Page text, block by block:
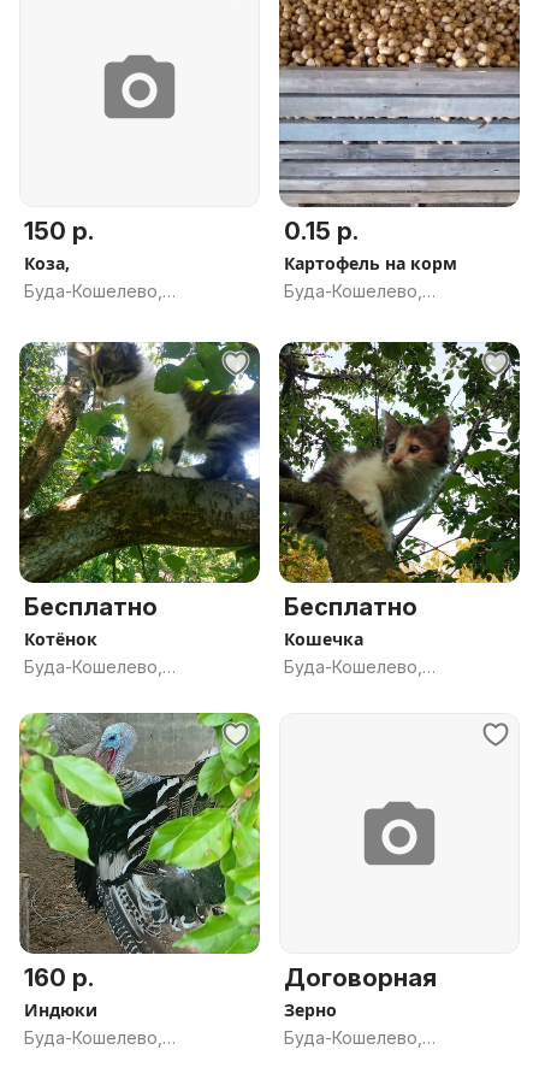
150 р.
Коза,
Буда-Кошелево,
0.15 р.
Картофель на корм
Буда-Кошелево,
Бесплатно
Котёнок
Буда-Кошелево,
Бесплатно
Кошечка
Буда-Кошелево,
160 р.
Индюки
Буда-Кошелево,
Договорная
Зерно
Буда-Кошелево,